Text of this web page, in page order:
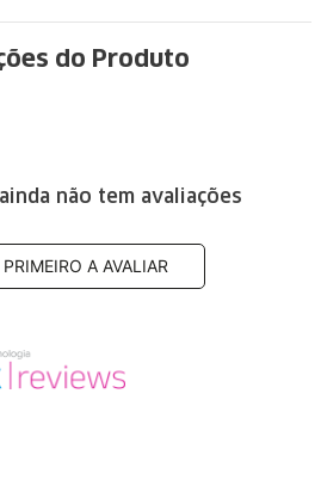
do Produto
não tem avaliações
A AVALIAR